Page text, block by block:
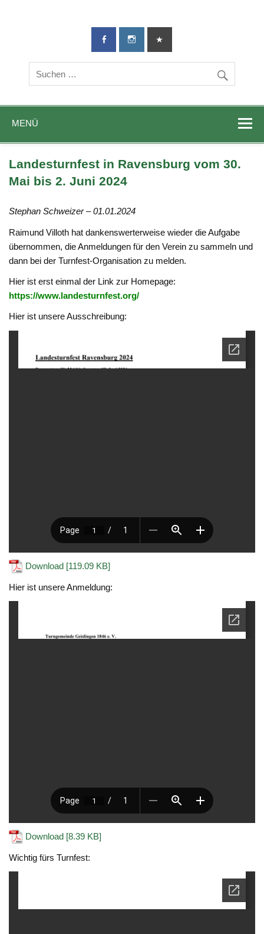
TG-Geislingen
DIE Sportadresse in Geislingen!
MENÜ
Landesturnfest in Ravensburg vom 30.
Mai bis 2. Juni 2024
Stephan Schweizer – 01.01.2024
Raimund Villoth hat dankenswerterweise wieder die Aufgabe
übernommen, die Anmeldungen für den Verein zu sammeln und
dann bei der Turnfest-Organisation zu melden.
Hier ist erst einmal der Link zur Homepage:
https://www.landesturnfest.org/
Hier ist unsere Ausschreibung:
Download [119.09 KB]
Hier ist unsere Anmeldung:
Download [8.39 KB]
Wichtig fürs Turnfest: